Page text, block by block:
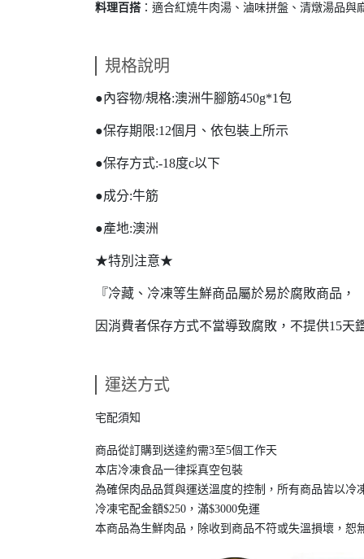
料理百搭 ：適合紅燒牛肉湯、滷味拼盤、清燉湯品與
規格說明
●內容物/規格:澳洲牛腳筋450g*1包
●保存期限:12個月、依包裝上所示
●保存方式:-18度c以下
●成分:牛筋
●產地:澳洲
★特別注意★
『冷藏、冷凍等生鮮商品屬於易於腐敗商品，
因消費者保存方式不當導致腐敗，不提供15天
運送方式
宅配須知
商品從訂購到送達約需3至5個工作天
本店冷凍食品一律採真空包裝
為確保肉品品質與運送溫度的控制，所有商品皆以冷
冷凍宅配金額$250，滿$3000免運
本商品為生鮮肉品，除收到商品不符或失溫損壞，恕